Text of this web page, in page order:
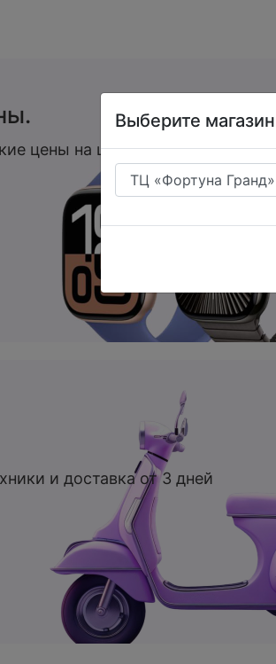
Выберите магазин
цены на цифровую технику
и доставка от 3 дней